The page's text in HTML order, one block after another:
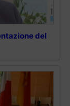
del